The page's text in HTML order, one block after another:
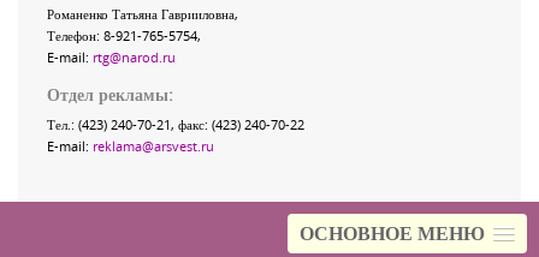
ОСНОВНОЕ МЕНЮ
Романенко Татьяна Гаврииловна,
Телефон: 8-921-765-5754,
E-mail: rtg@narod.ru
Отдел рекламы:
Тел.: (423) 240-70-21, факс: (423) 240-70-22
E-mail: reklama@arsvest.ru